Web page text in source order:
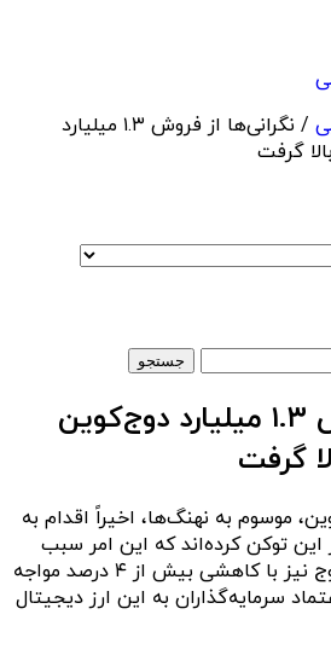
/ نگرانی‌ها از فروش ۱.۳ میلیارد
گرفت
نگرانی‌ها از فروش ۱.۳ میلیارد دوج‌کوین
گرفت
موسوم به نهنگ‌ها، اخیراً اقدام به
از این توکن کرده‌اند که این امر سبب
نگرانی‌هایی شد. قیمت دوج نیز با کاهشی بیش از ۴ درصد مواجه
سرمایه‌گذاران به این ارز دیجیتال